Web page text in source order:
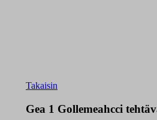
Takaisin
Gea 1 Gollemeahcci